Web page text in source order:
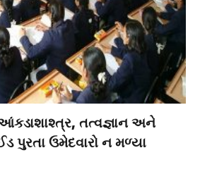
આંકડાશાશ્ત્ર, તત્વજ્ઞાન અને
પુરતા ઉમેદવારો ન મળ્યા